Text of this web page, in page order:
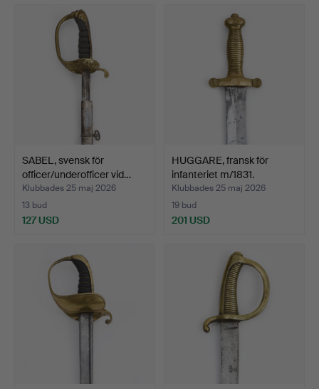
SABEL, svensk för
officer/underofficer vid…
Klubbades 25 maj 2026
13 bud
127 USD
HUGGARE, fransk för
infanteriet m/1831.
Klubbades 25 maj 2026
19 bud
201 USD